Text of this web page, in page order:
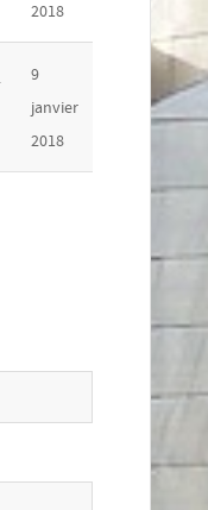
2018
9
janvier
2018